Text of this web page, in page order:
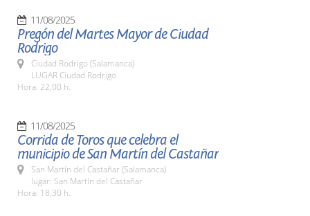
11/08/2025
Pregón del Martes Mayor de Ciudad
Rodrigo
Ciudad Rodrigo (Salamanca)
LUGAR Ciudad Rodrigo
Hora: 22,00 h.
11/08/2025
Corrida de Toros que celebra el
municipio de San Martín del Castañar
San Martín del Castañar (Salamanca)
lugar: San Martín del Castañar
Hora: 18,30 h.